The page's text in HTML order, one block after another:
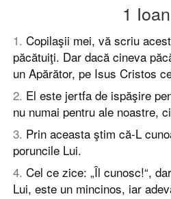
1
1. Copilaşii mei, vă scriu
păcătuiţi. Dar dacă cineva
un Apărător, pe Isus Cristos
2. El este jertfa de ispăşire
nu numai pentru ale noastre,
3. Prin aceasta ştim că-L
poruncile Lui.
4. Cel ce zice: „Îl cunosc!“,
Lui, este un mincinos, iar